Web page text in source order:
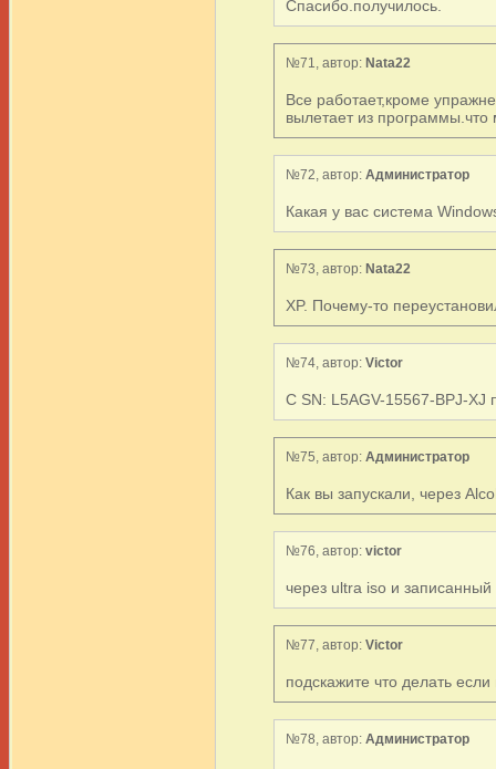
Спасибо.получилось.
№71, автор: Nata22
Все работает,кроме
вылетает из
№72, автор: Администратор
Какая у вас система
№73, автор: Nata22
XP. Почему-то
№74, автор: Victor
С SN: L5AGV-15567-BPJ-XJ
№75, автор: Администратор
Как вы запускали, через
№76, автор: victor
через ultra iso и записанный
№77, автор: Victor
подскажите что делать
№78, автор: Администратор